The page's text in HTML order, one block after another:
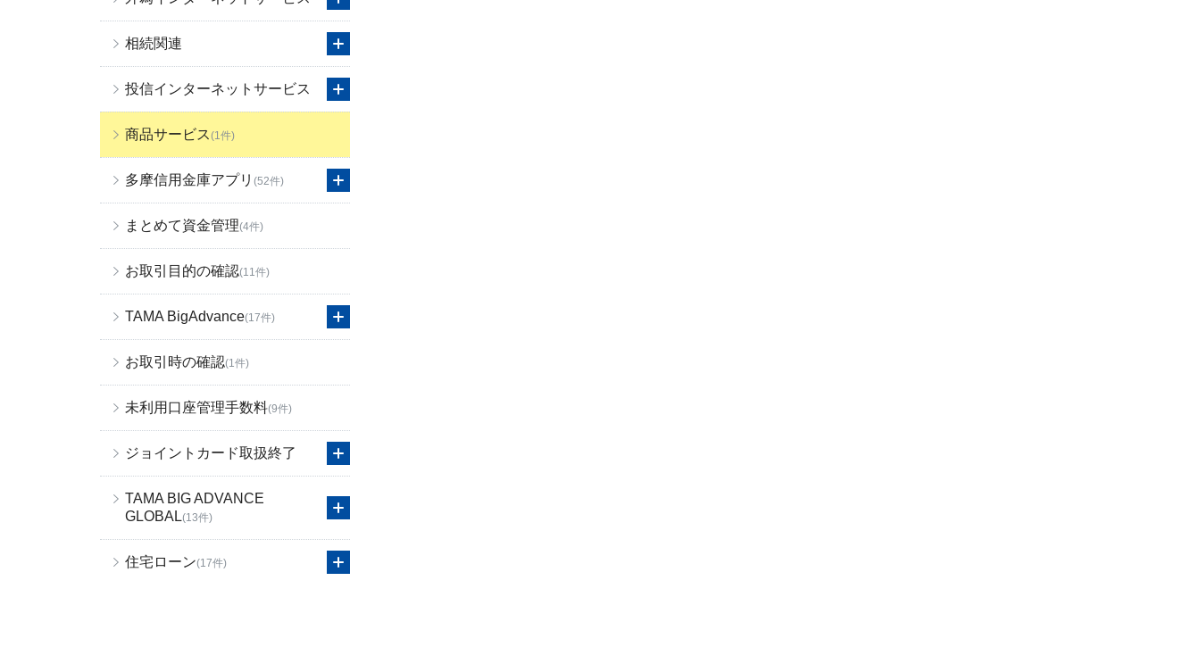
相続関連
投信インターネットサービス
商品サービス(1件)
多摩信用金庫アプリ (52件)
まとめて資金管理(4件)
お取引目的の確認(11件)
TAMA BigAdvance(17件)
お取引時の確認(1件)
未利用口座管理手数料(9件)
ジョイントカード取扱終了
TAMA BIG ADVANCE
GLOBAL(13件)
住宅ローン(17件)